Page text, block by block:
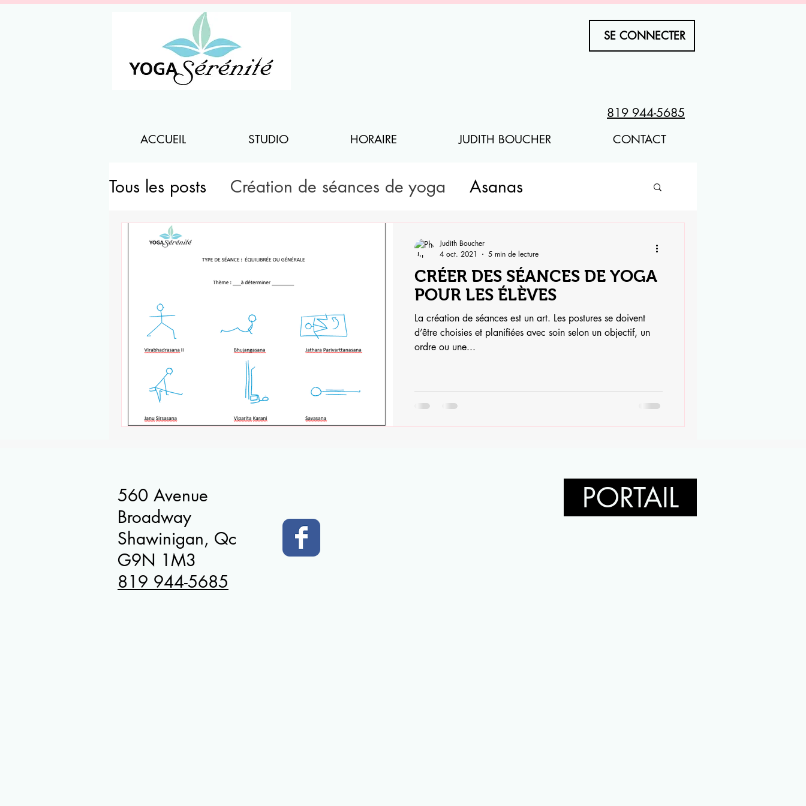
SE CONNECTER
819 944-5685
ACCUEIL STUDIO HORAIRE JUDITH BOUCHER CONTACT
Tous les posts Création de séances de yoga Asanas
CRÉER DES SÉANCES DE YOGA
POUR LES ÉLÈVES
La création de séances est un art. Les postures se doivent
d’être choisies et planifiées avec soin selon un objectif, un
ordre ou une...
Judith Boucher
4 oct. 2021
5 min de lecture
560 Avenue
Broadway
Shawinigan, Qc
G9N 1M3
819 944-5685
PORTAIL